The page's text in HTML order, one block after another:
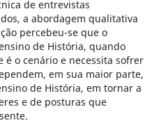
de entrevistas
a abordagem qualitativa
percebeu-se que o
de História, quando
é o cenário e necessita sofrer
em sua maior parte,
de História, em tornar a
e de posturas que